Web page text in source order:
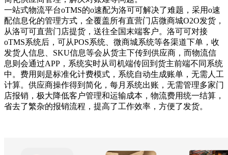
一站式物流平台oTMS的o速配为洛可可解决了难题，采用o速
配信息化的管理方式，全覆盖所有直营门店微商城O2O发货，
从洛可可直营门店提货，送往全国末端客户。洛可可对接
oTMS系统后，可从POS系统、微商城系统等各渠道下单，收
发货人信息、SKU信息等会从货主下传到供应商，而物流信
息则会通过APP，系统实时从司机端传回到货主前端不同系统
中。费用则是标准化计费模式，系统自动生成账单，无需人工
计算。供应商操作得到简化，每月系统出账，无需管理多家门
店报销，极大降低客户管理和运输成本，物流费用统一结算，
省去了繁杂的报销流程，提高了工作效率，方便了发货。